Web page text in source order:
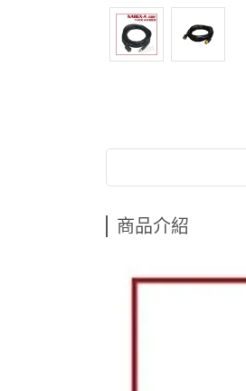
商品介紹